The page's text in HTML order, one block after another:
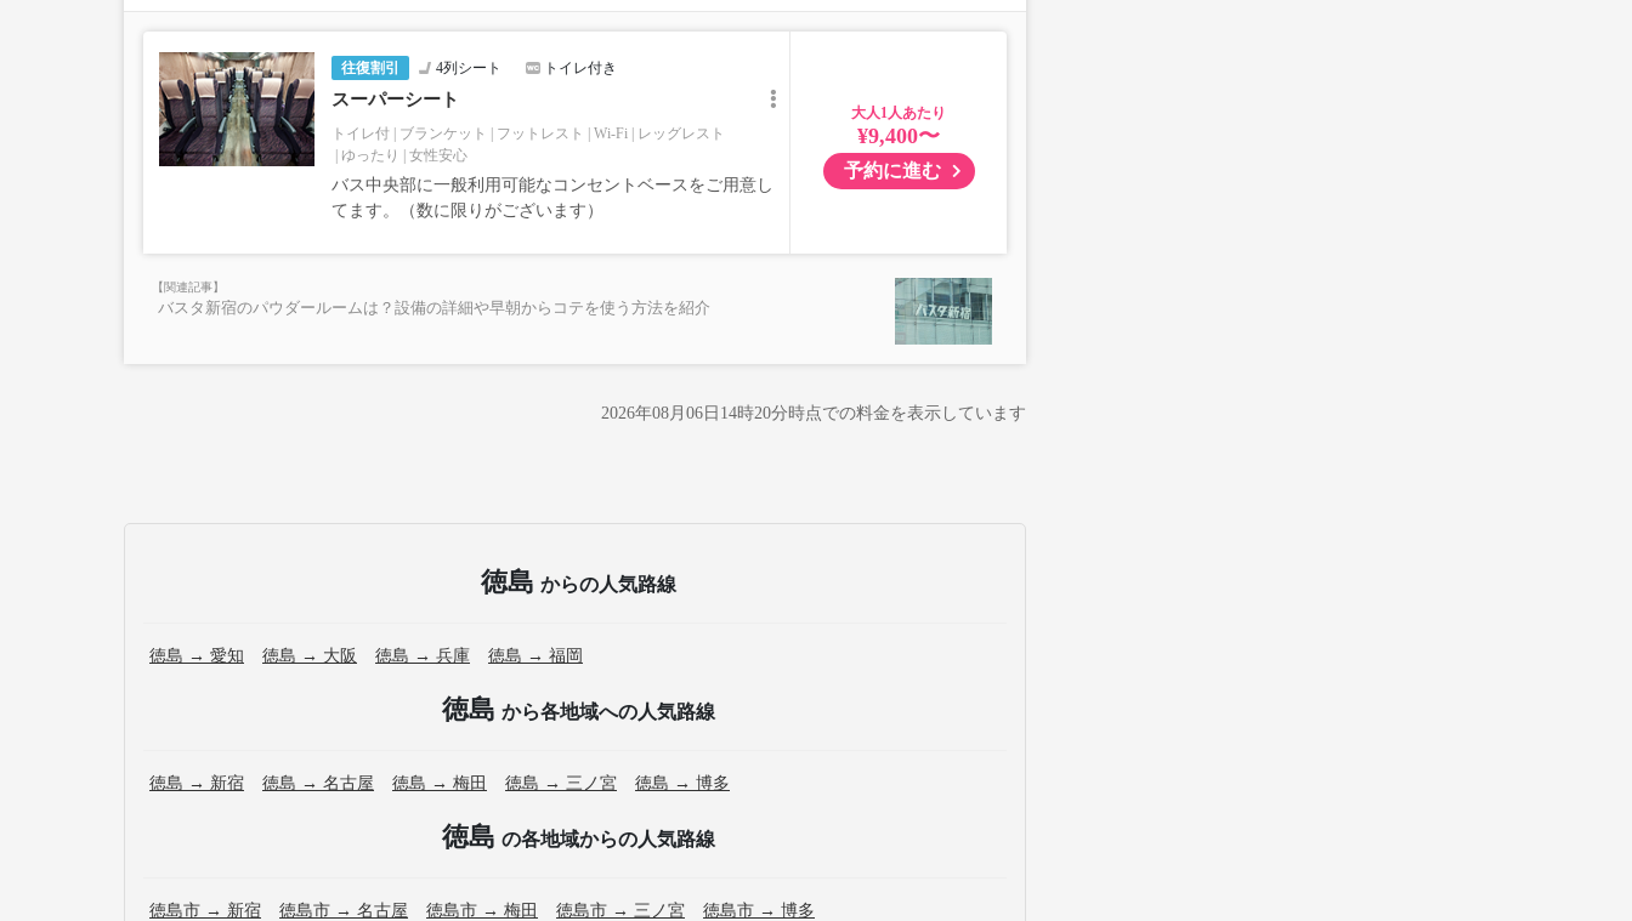
往復割引 4列シート トイレ付き
スーパーシート
トイレ付 ブランケット フットレスト Wi-Fi
レッグレスト
ゆったり
女性安心
バス中央部に一般利用可能なコンセントベースをご用意し
てます。（数に限りがございます）
大人
¥9,400〜
予約に進む
バスタ新宿のパウダールームは？設備の詳細や早朝からコテを使う方法を紹介
2026年08月06日14時20分時点での料金を表示しています
徳島 からの人気路線
徳島 → 愛知 徳島 → 大阪 徳島 → 兵庫 徳島 → 福岡
徳島 から各地域への人気路線
徳島 → 新宿 徳島 → 名古屋 徳島 → 梅田 徳島 → 三ノ宮 徳島 → 博多
徳島 の各地域からの人気路線
徳島市 → 新宿 徳島市 → 名古屋 徳島市 → 梅田 徳島市 → 三ノ宮 徳島市 → 博多